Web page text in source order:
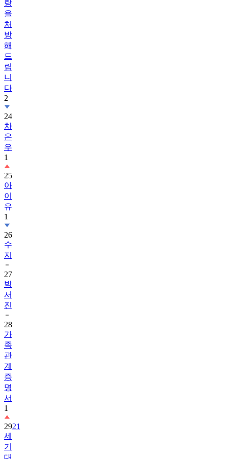
처
방
해
드
립
니
다
2
24
차
은
우
1
25
아
이
유
1
26
수
지
27
박
서
진
28
가
족
관
계
증
명
서
1
29
세
기
대
군